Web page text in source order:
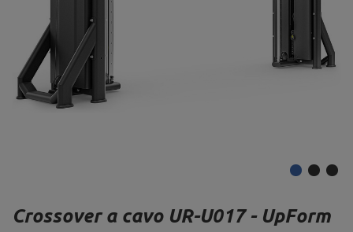
Crossover a cavo UR-U017 - UpForm